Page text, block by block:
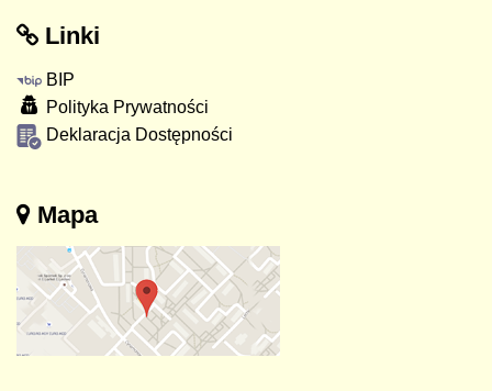
Linki
BIP
Polityka Prywatności
Deklaracja Dostępności
Mapa